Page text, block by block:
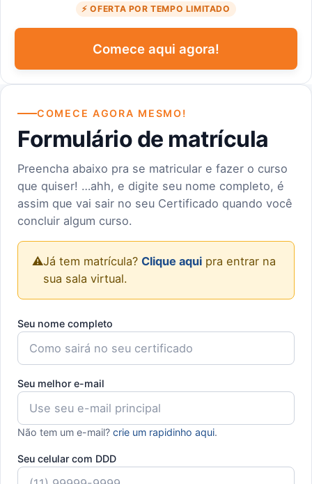
⚡ OFERTA POR TEMPO LIMITADO
Comece aqui agora!
COMECE AGORA MESMO!
Formulário de matrícula
Preencha abaixo pra se matricular e fazer o curso
que quiser! …ahh, e digite seu nome completo, é
assim que vai sair no seu Certificado quando você
concluir algum curso.
⚠️Já tem matrícula? Clique aqui pra entrar na
sua sala virtual.
Seu nome completo
Seu melhor e-mail
Não tem um e-mail? crie um rapidinho aqui.
Seu celular com DDD